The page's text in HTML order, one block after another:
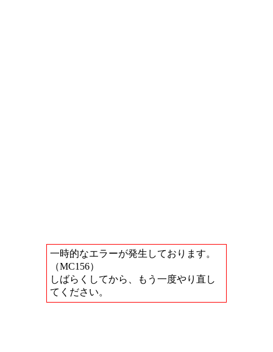
一時的なエラーが発生しております。
（MC156）
しばらくしてから、もう一度やり直し
てください。